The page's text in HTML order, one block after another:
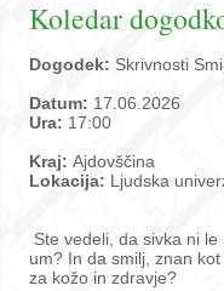
Koledar
Dogodek: Skrivnosti
Datum: 17.06.2026
Ura: 17:00
Kraj: Ajdovščina
Lokacija: Ljudska
Ste vedeli, da sivka ni
um? In da smilj, znan
za kožo in zdravje?